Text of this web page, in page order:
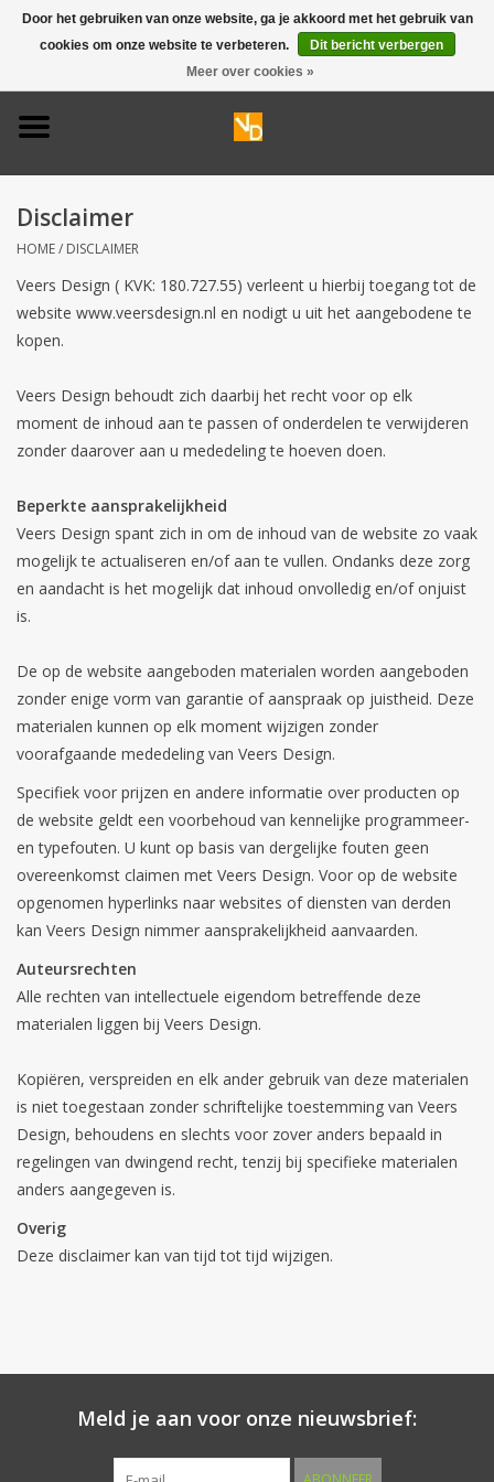
0 Artikelen - €0,00
Deurbel 304
Huisnummers
Naamplaten
Opruiming
Disclaimer
HOME/ DISCLAIMER
Veers Design ( KVK: 180.727.55) verleent u hierbij toegang tot de
website www.veersdesign.nl en nodigt u uit het aangebodene te
kopen.
Veers Design behoudt zich daarbij het recht voor op elk
moment de inhoud aan te passen of onderdelen te verwijderen
zonder daarover aan u mededeling te hoeven doen.
Beperkte aansprakelijkheid
Veers Design spant zich in om de inhoud van de website zo vaak
mogelijk te actualiseren en/of aan te vullen. Ondanks deze zorg
en aandacht is het mogelijk dat inhoud onvolledig en/of onjuist
is.
De op de website aangeboden materialen worden aangeboden
zonder enige vorm van garantie of aanspraak op juistheid. Deze
materialen kunnen op elk moment wijzigen zonder
voorafgaande mededeling van Veers Design.
Specifiek voor prijzen en andere informatie over producten op
de website geldt een voorbehoud van kennelijke programmeer-
en typefouten. U kunt op basis van dergelijke fouten geen
overeenkomst claimen met Veers Design. Voor op de website
opgenomen hyperlinks naar websites of diensten van derden
kan Veers Design nimmer aansprakelijkheid aanvaarden.
Auteursrechten
Alle rechten van intellectuele eigendom betreffende deze
materialen liggen bij Veers Design.
Kopiëren, verspreiden en elk ander gebruik van deze materialen
is niet toegestaan zonder schriftelijke toestemming van Veers
Design, behoudens en slechts voor zover anders bepaald in
regelingen van dwingend recht, tenzij bij specifieke materialen
anders aangegeven is.
Overig
Deze disclaimer kan van tijd tot tijd wijzigen.
Meld je aan voor onze nieuwsbrief:
Door het gebruiken van onze website, ga je akkoord met het gebruik van
cookies om onze website te verbeteren.
Dit bericht verbergen
Meer over cookies »